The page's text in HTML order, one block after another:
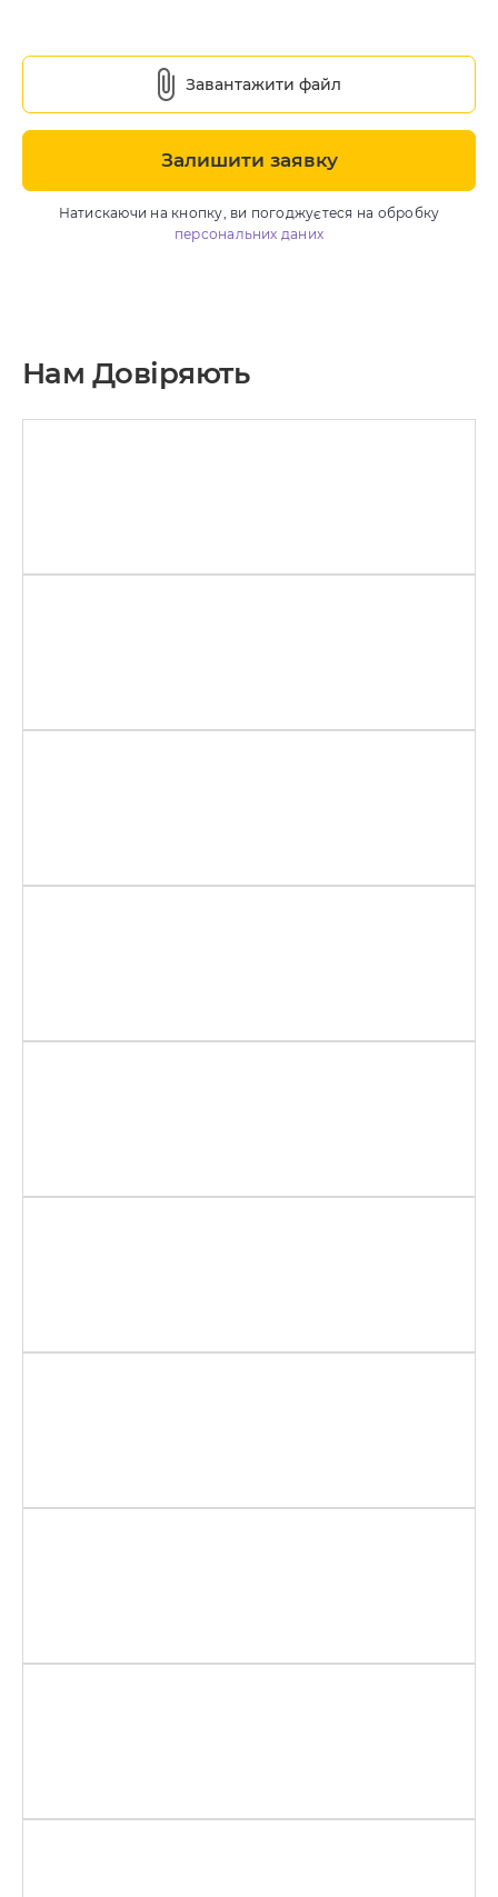
CRM
CRM
маркетинг
автоматизація
Натискаючи на кнопку, ви погоджуєтеся на обробку
персональних даних
Завантажити файл
Залишити заявку
Нам Довіряють